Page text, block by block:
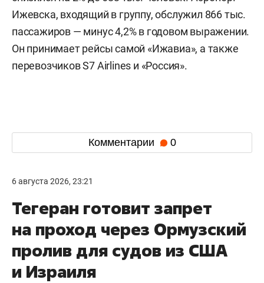
Ижевска, входящий в группу, обслужил 866 тыс.
пассажиров — минус 4,2% в годовом выражении.
Он принимает рейсы самой «Ижавиа», а также
перевозчиков S7 Airlines и «Россия».
Комментарии 0
6 августа 2026, 23:21
Тегеран готовит запрет
на проход через Ормузский
пролив для судов из США
и Израиля